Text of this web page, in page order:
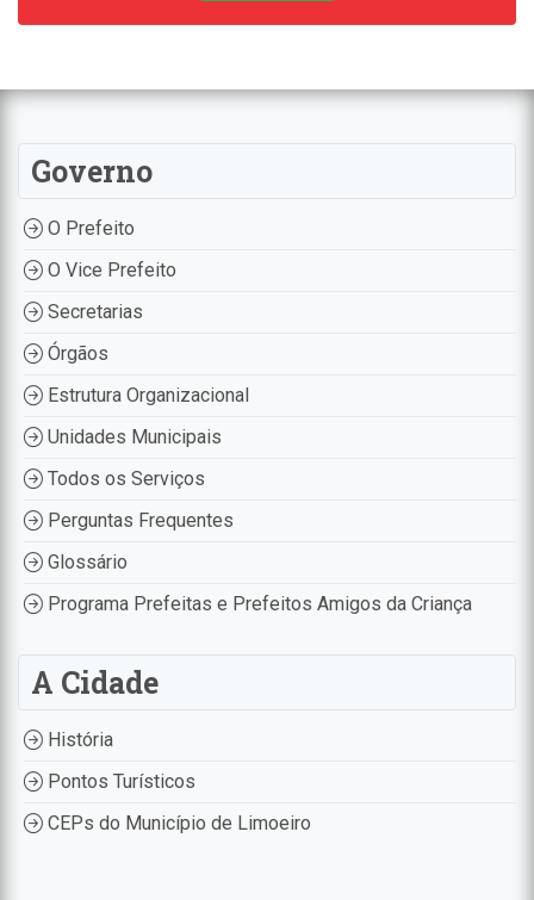
Governo
O Prefeito
O Vice Prefeito
Secretarias
Órgãos
Estrutura Organizacional
Unidades Municipais
Todos os Serviços
Perguntas Frequentes
Glossário
Programa Prefeitas e Prefeitos Amigos da Criança
A Cidade
História
Pontos Turísticos
CEPs do Município de Limoeiro